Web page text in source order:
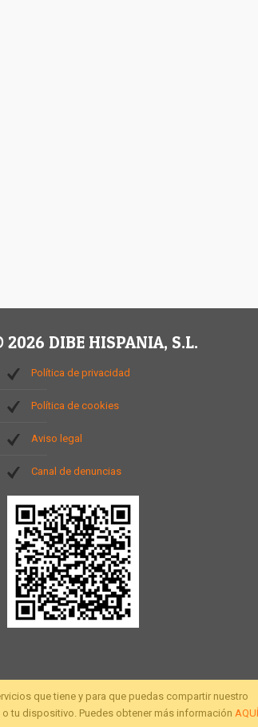
2026 DIBE HISPANIA, S.L.
Política de privacidad
Política de cookies
Aviso legal
Canal de denuncias
que tiene y para que puedas compartir nuestro
tu dispositivo. Puedes obtener más información AQUÍ